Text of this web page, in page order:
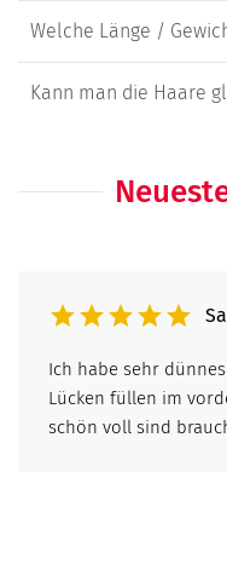
Welche Länge /
Kann man die Haare
Ich habe sehr
Lücken füllen im
schön voll sind